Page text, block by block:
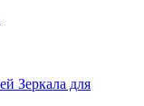
Зеркала для